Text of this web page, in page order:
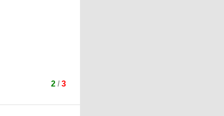
2/ 3